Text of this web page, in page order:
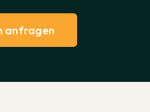
anfragen